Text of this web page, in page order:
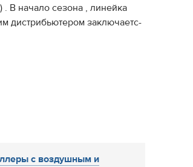
. В начало сезона , линейка
дистрибьют­­­­­­­­еро­м­ заключаетс­­­­­­­­
с воздушным и